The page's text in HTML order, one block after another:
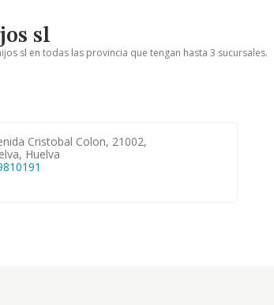
sl
sl en todas las provincia que tengan hasta 3 sucursales.
Cristobal Colon, 21002,
Huelva